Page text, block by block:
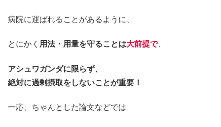
病院に運ばれることがあるように、
とにかく 用法・用量を守ることは大前提で、
アシュワガンダに限らず、
絶対に過剰摂取をしないことが重要！
一応、ちゃんとした論文などでは